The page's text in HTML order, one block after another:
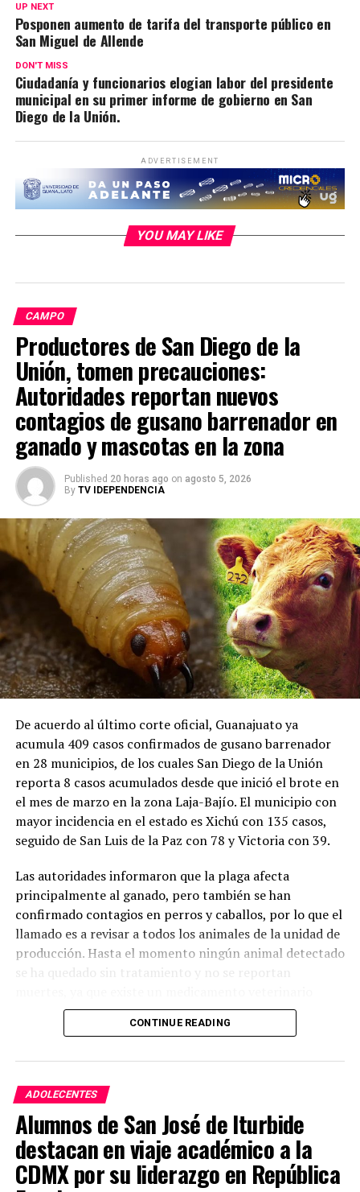
UP NEXT
Posponen aumento de tarifa del transporte público en
San Miguel de Allende
DON'T MISS
Ciudadanía y funcionarios elogian labor del presidente
municipal en su primer informe de gobierno en San
Diego de la Unión.
ADVERTISEMENT
YOU MAY LIKE
CAMPO
Productores de San Diego de la
Unión, tomen precauciones:
Autoridades reportan nuevos
contagios de gusano barrenador en
ganado y mascotas en la zona
Published 20 horas ago on agosto 5, 2026
By TV IDEPENDENCIA
De acuerdo al último corte oficial, Guanajuato ya
acumula 409 casos confirmados de gusano barrenador
en 28 municipios, de los cuales San Diego de la Unión
reporta 8 casos acumulados desde que inició el brote en
el mes de marzo en la zona Laja-Bajío. El municipio con
mayor incidencia en el estado es Xichú con 135 casos,
seguido de San Luis de la Paz con 78 y Victoria con 39.
Las autoridades informaron que la plaga afecta
principalmente al ganado, pero también se han
confirmado contagios en perros y caballos, por lo que el
llamado es a revisar a todos los animales de la unidad de
producción. Hasta el momento ningún animal detectado
se ha quedado sin tratamiento y no se reportan
inyectado que en 20 días elimina las larvas.
larvas de la mosca Cochliomyia hominivorax que se
alimenta de tejido vivo y es que una sola mosca puede
poner más de 300 huevos en una herida pequeña y en un
lapso de 12 a 24 horas las larvas nacen y comienzan a
alimentarse del animal. Por ello es importante estar
atentos a heridas que no cierran, que crecen, que tienen
mal olor o secreción, que tengan gusanos blancos
CONTINUE READING
ADOLECENTES
Alumnos de San José de Iturbide
destacan en viaje académico a la
CDMX por su liderazgo en República